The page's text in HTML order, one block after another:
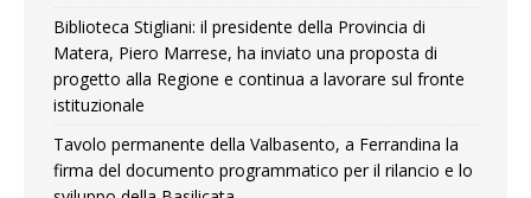
Biblioteca Stigliani: il presidente della Provincia di
Matera, Piero Marrese, ha inviato una proposta di
progetto alla Regione e continua a lavorare sul fronte
istituzionale
Tavolo permanente della Valbasento, a Ferrandina la
firma del documento programmatico per il rilancio e lo